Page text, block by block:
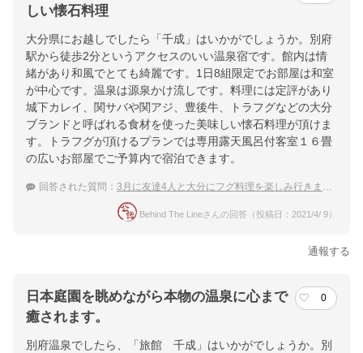
しい懐石料理
大分県にお越しでしたら「千成」はいかがでしょうか。別府
駅から徒歩2分というアクセスのいい温泉宿です。館内は情
緒があり和風でとても綺麗です。1日8組限定でお部屋は和室
が中心です。温泉は源泉かけ流しです。料理には定評があり
城下カレイ、関サバや関アジ、豊後牛、トラフグなどの大分
ブランドと呼ばれる食材を使った美味しい懐石料理が頂けま
す。トラフグが頂けるプランでは専用露天風呂付客室１６畳
の広いお部屋でご予算内で宿泊できます。
回答された質問： 3月に友達4人と大分にフグ料理を楽しみ行きます。キレイな大浴場の宿でリフレッシュ
Behind The Lineさんの回答（投稿日：2021/4/ 9）
通報する
日本庭園を眺めながら本物の温泉に心まで
癒されます。
0
別府温泉でしたら、「旅館 千成」はいかがでしょうか。別